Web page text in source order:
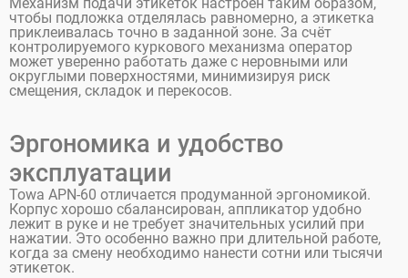
чтобы подложка отделялась равномерно, а этикетка
приклеивалась точно в заданной зоне. За счёт
контролируемого куркового механизма оператор
может уверенно работать даже с неровными или
округлыми поверхностями, минимизируя риск
смещения, складок и перекосов.
Эргономика и удобство
эксплуатации
Towa APN-60 отличается продуманной эргономикой.
Корпус хорошо сбалансирован, аппликатор удобно
лежит в руке и не требует значительных усилий при
нажатии. Это особенно важно при длительной работе,
когда за смену необходимо нанести сотни или тысячи
этикеток.